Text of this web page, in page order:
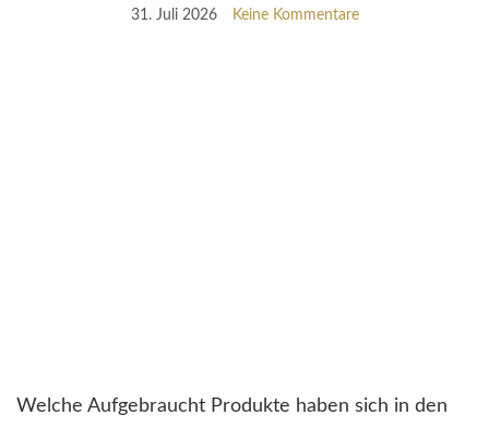
31. Juli 2026 Keine Kommentare
Welche Aufgebraucht Produkte haben sich in den